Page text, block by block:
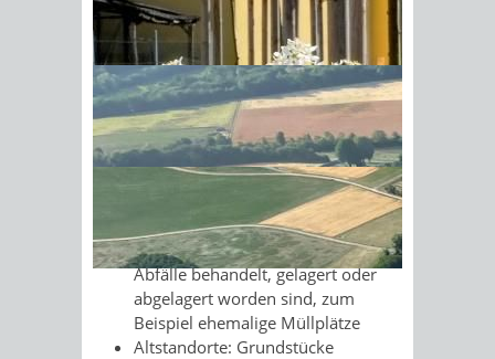
Sonnenschein am Morgen im
Ahornwald
Die Begriffe "Altlastverdächtige
Flächen" und "Altlasten"
beziehungsweise "Verdachtsflächen"
und "schädliche Bodenveränderungen"
bezeichnen:
Altlasten: Altablagerungen und
Altstandorte
Altablagerungen: stillgelegte
Abfallbeseitigungsanlagen sowie
sonstige Grundstücke, auf denen
Abfälle behandelt, gelagert oder
abgelagert worden sind, zum
Beispiel ehemalige Müllplätze
Altstandorte: Grundstücke